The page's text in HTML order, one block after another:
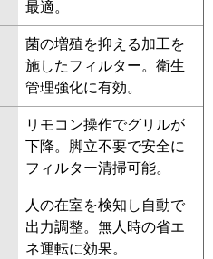
最適。
菌の増殖を抑える加工を
施したフィルター。衛生
管理強化に有効。
リモコン操作でグリルが
下降。脚立不要で安全に
フィルター清掃可能。
人の在室を検知し自動で
出力調整。無人時の省エ
ネ運転に効果。